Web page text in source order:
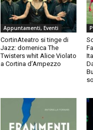
Appuntamenti, Eventi
CortinAteatro si tinge di
Jazz: domenica The
Twisters whit Alice Violato
a Cortina d’Ampezzo